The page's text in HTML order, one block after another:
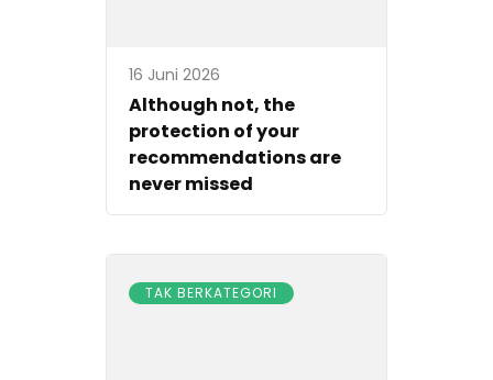
16 Juni 2026
Although not, the
protection of your
recommendations are
never missed
TAK BERKATEGORI